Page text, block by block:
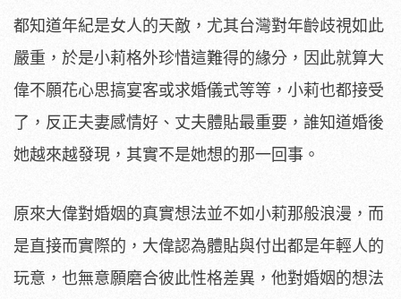
都知道年紀是女人的天敵，尤其台灣對年齡歧視如此
嚴重，於是小莉格外珍惜這難得的緣分，因此就算大
偉不願花心思搞宴客或求婚儀式等等，小莉也都接受
了，反正夫妻感情好、丈夫體貼最重要，誰知道婚後
她越來越發現，其實不是她想的那一回事。
原來大偉對婚姻的真實想法並不如小莉那般浪漫，而
是直接而實際的，大偉認為體貼與付出都是年輕人的
玩意，也無意願磨合彼此性格差異，他對婚姻的想法